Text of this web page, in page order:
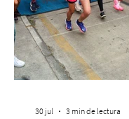
30 jul 3 min de lectura